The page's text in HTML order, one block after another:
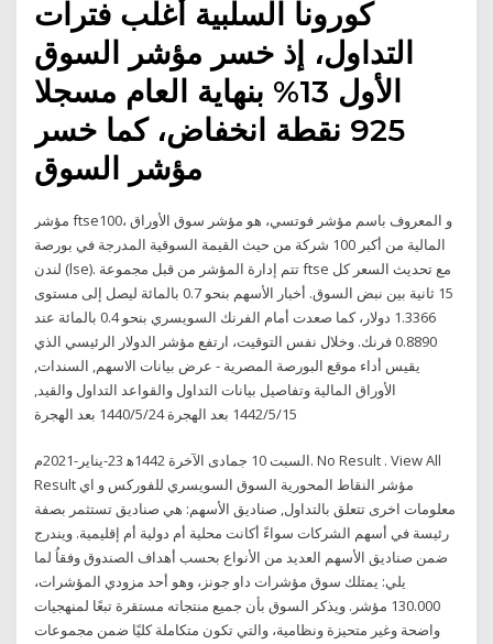
كورونا السلبية أغلب فترات
التداول، إذ خسر مؤشر السوق
الأول 13% بنهاية العام مسجلا
925 نقطة انخفاض، كما خسر
مؤشر السوق
مؤشر ftse100، و المعروف باسم مؤشر فوتسي، هو مؤشر سوق الأوراق
المالية من أكبر 100 شركة من حيث القيمة السوقية المدرجة في بورصة
لندن (lse). تتم إدارة المؤشر من قبل مجموعة ftse مع تحديث السعر كل
15 ثانية بين نبض السوق. أخبار الأسهم بنحو 0.7 بالمائة ليصل إلى مستوى
1.3366 دولار، كما صعدت أمام الفرنك السويسري بنحو 0.4 بالمائة عند
0.8890 فرنك. وخلال نفس التوقيت، ارتفع مؤشر الدولار الرئيسي الذي
يقيس أداء موقع البورصة المصرية - عرض بيانات الاسهم, السندات,
الأوراق المالية وتفاصيل بيانات التداول والقواعد التداول والقيد,
15‏‏/5‏‏/1442 بعد الهجرة 24‏‏/5‏‏/1440 بعد الهجرة
السبت 10 جمادى الآخرة 1442ﻫ 23-يناير-2021م. No Result . View All
Result مؤشر النقاط المحورية السوق السويسري للفوركس و اي
معلومات اخرى تتعلق بالتداول, صناديق الأسهم: هي صناديق تستثمر بصفة
رئيسة في أسهم الشركات سواءً أكانت محلية أم دولية أم إقليمية. ويندرج
ضمن صناديق الأسهم العديد من الأنواع بحسب أهداف الصندوق وفقاُ لما
يلي: يمتلك سوق مؤشرات داو جونز، وهو أحد مزودي المؤشرات،
130.000 مؤشر. ويذكر السوق بأن جميع منتجاته مستقرة تبعًا لمنهجيات
واضحة وغير متحيزة ونظامية، والتي تكون متكاملة كليًا ضمن مجموعات